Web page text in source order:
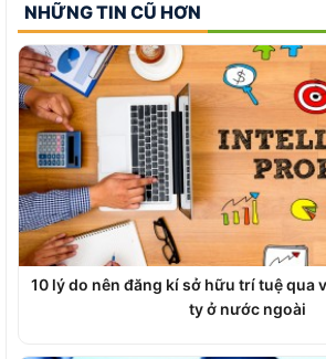
NHỮNG TIN CŨ HƠN
10 lý do nên đăng kí sở hữu trí tuệ qua
ty ở nước ngoài